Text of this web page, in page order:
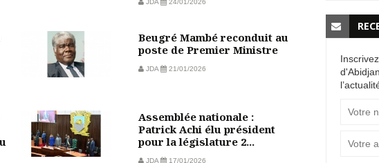
JDA 24/01/2026
Beugré Mambé reconduit au
poste de Premier Ministre
JDA 21/01/2026
Assemblée nationale :
Patrick Achi élu président
pour la législature 2...
JDA 17/01/2026